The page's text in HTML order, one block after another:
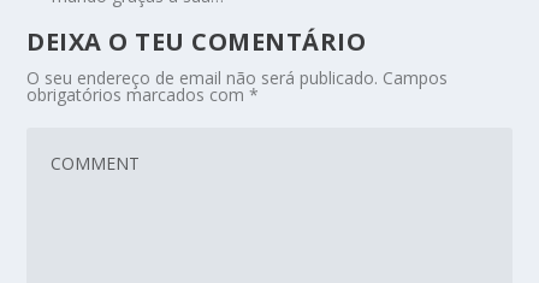
DEIXA O TEU COMENTÁRIO
O seu endereço de email não será publicado. Campos
obrigatórios marcados com*